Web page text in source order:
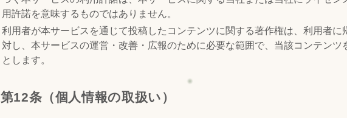
用許諾を意味するものではありません。
利用者が本サービスを通じて投稿したコンテンツに関する著作権は、利用者に
対し、本サービスの運営・改善・広報のために必要な範囲で、当該コンテン
とします。
第12条（個人情報の取扱い）